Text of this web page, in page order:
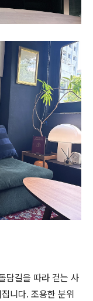
담길을 따라 걷는 사
니다. 조용한 분위